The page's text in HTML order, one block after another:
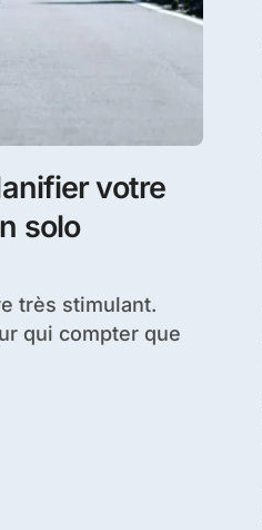
votre
solo
qui compter que